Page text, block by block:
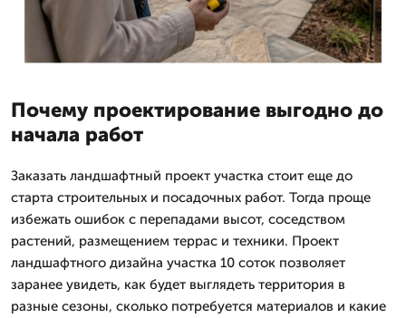
Почему проектирование выгодно до
начала работ
Заказать ландшафтный проект участка стоит еще до
старта строительных и посадочных работ. Тогда проще
избежать ошибок с перепадами высот, соседством
растений, размещением террас и техники. Проект
ландшафтного дизайна участка 10 соток позволяет
заранее увидеть, как будет выглядеть территория в
разные сезоны, сколько потребуется материалов и какие